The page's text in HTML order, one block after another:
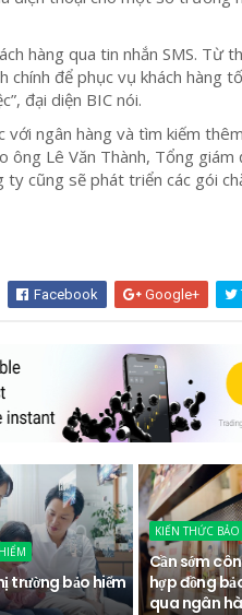
hàng qua tin nhắn SMS. Từ
chính để phục vụ khách hàng
đại diện BIC nói.
ngân hàng và tìm kiếm
Lê Văn Thành, Tổng giám
cũng sẽ phát triển các gói
Facebook Google+
trường bảo hiểm
KIẾN THỨC
Cần sớm
hợp đồng
qua ngân